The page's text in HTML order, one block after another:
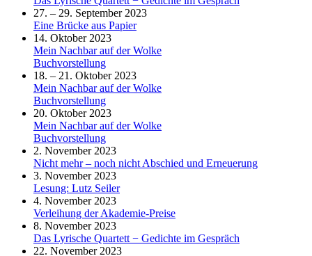
27. – 29. September 2023
Eine Brücke aus Papier
14. Oktober 2023
Mein Nachbar auf der Wolke
Buchvorstellung
18. – 21. Oktober 2023
Mein Nachbar auf der Wolke
Buchvorstellung
20. Oktober 2023
Mein Nachbar auf der Wolke
Buchvorstellung
2. November 2023
Nicht mehr – noch nicht Abschied und Erneuerung
3. November 2023
Lesung: Lutz Seiler
4. November 2023
Verleihung der Akademie-Preise
8. November 2023
Das Lyrische Quartett − Gedichte im Gespräch
22. November 2023